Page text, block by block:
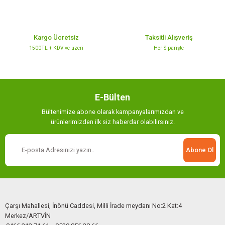
Kargo Ücretsiz
1500TL + KDV ve üzeri
Taksitli Alışveriş
Her Siparişte
E-Bülten
Bültenimize abone olarak kampanyalarımızdan ve
ürünlerimizden ilk siz haberdar olabilirsiniz.
Abone Ol
Çarşı Mahallesi, İnönü Caddesi, Milli İrade meydanı No:2 Kat:4
Merkez/ARTVİN